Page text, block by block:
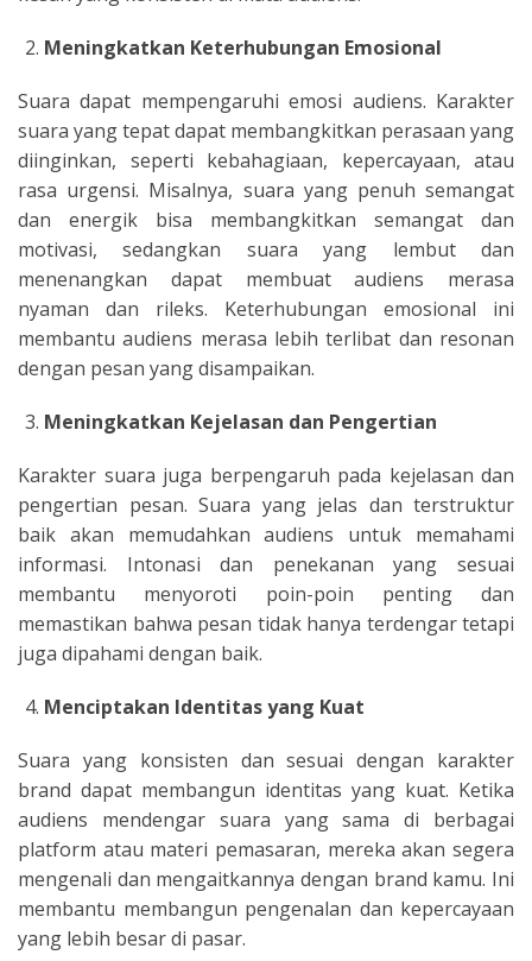
Meningkatkan Keterhubungan Emosional
Suara dapat mempengaruhi emosi audiens. Karakter
suara yang tepat dapat membangkitkan perasaan yang
diinginkan, seperti kebahagiaan, kepercayaan, atau
rasa urgensi. Misalnya, suara yang penuh semangat
dan energik bisa membangkitkan semangat dan
motivasi, sedangkan suara yang lembut dan
menenangkan dapat membuat audiens merasa
nyaman dan rileks. Keterhubungan emosional ini
membantu audiens merasa lebih terlibat dan resonan
dengan pesan yang disampaikan.
Meningkatkan Kejelasan dan Pengertian
Karakter suara juga berpengaruh pada kejelasan dan
pengertian pesan. Suara yang jelas dan terstruktur
baik akan memudahkan audiens untuk memahami
informasi. Intonasi dan penekanan yang sesuai
membantu menyoroti poin-poin penting dan
memastikan bahwa pesan tidak hanya terdengar tetapi
juga dipahami dengan baik.
Menciptakan Identitas yang Kuat
Suara yang konsisten dan sesuai dengan karakter
brand dapat membangun identitas yang kuat. Ketika
audiens mendengar suara yang sama di berbagai
platform atau materi pemasaran, mereka akan segera
mengenali dan mengaitkannya dengan brand kamu. Ini
membantu membangun pengenalan dan kepercayaan
yang lebih besar di pasar.